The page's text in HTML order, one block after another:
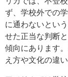
ず、学校外での
に通わないとい
せた正当な判断
傾向にあります
え方や文化の違